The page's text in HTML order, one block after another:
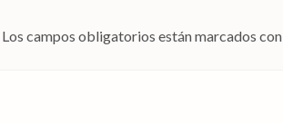
Los campos obligatorios están marcados con